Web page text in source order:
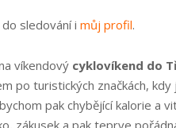
sledování i můj profil.
víkendový cyklovíkend do
po turistických značkách,
pak chybějící kalorie a
zákusek a pak teprve